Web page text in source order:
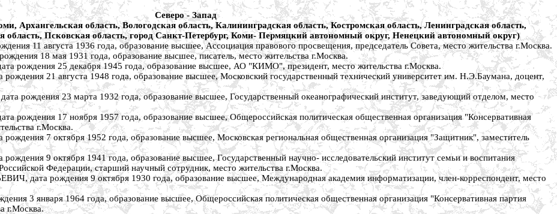
Северо - Запад
Архангельская область, Вологодская область, Калининградская область, Костромская область, Ленинградская область,
область, Псковская область, город Санкт-Петербург, Коми- Пермяцкий автономный округ, Ненецкий автономный округ)
11 августа 1936 года, образование высшее, Ассоциация правового просвещения, председатель Совета, место жительства г.Москва.
18 мая 1931 года, образование высшее, писатель, место жительства г.Москва.
25 декабря 1945 года, образование высшее, АО "КИМО", президент, место жительства г.Москва.
21 августа 1948 года, образование высшее, Московский государственный технический университет им. Н.Э.Баумана, доцент,
23 марта 1932 года, образование высшее, Государственный океанографический институт, заведующий отделом, место
17 ноября 1957 года, образование высшее, Общероссийская политическая общественная организация "Консервативная
г.Москва.
7 октября 1952 года, образование высшее, Московская региональная общественная организация "Защитник", заместитель
9 октября 1941 года, образование высшее, Государственный научно- исследовательский институт семьи и воспитания
Федерации, старший научный сотрудник, место жительства г.Москва.
рождения 9 октября 1930 года, образование высшее, Международная академия информатизации, член-корреспондент, место
января 1964 года, образование высшее, Общероссийская политическая общественная организация "Консервативная партия
г.Москва.